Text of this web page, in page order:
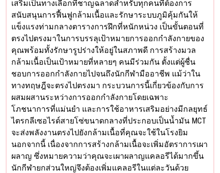
เสริมเป็นทางเลือกที่ชาญฉลาดสำหรับทุกคนที่ต้องการ
สนับสนุนการฟื้นฟูกล้ามเนื้อและรักษาระบบภูมิคุ้มกันให้
แข็งแรงท่ามกลางตารางการฝึกที่หนักหน่วง เป็นขั้นตอนที่
ตรงไปตรงมาในการบรรลุเป้าหมายการออกกำลังกายของ
คุณพร้อมทั้งรักษารูปร่างให้อยู่ในสภาพดี การสร้างมวล
กล้ามเนื้อเป็นเป้าหมายที่หลายๆ คนมีร่วมกัน ตั้งแต่ผู้ชื่น
ชอบการออกกำลังกายไปจนถึงนักกีฬามืออาชีพ แม้ว่าใน
ทางทฤษฎีจะตรงไปตรงมา กระบวนการนี้เกี่ยวข้องกับการ
ผสมผสานระหว่างการออกกำลังกายโดยเฉพาะ
โภชนาการที่แม่นยำ และการใช้อาหารเสริมอย่างมีกลยุทธ์
ไตรกลีเซอไรด์สายโซ่ขนาดกลางที่ประกอบเป็นน้ำมัน MCT
จะส่งพลังงานตรงไปยังกล้ามเนื้อที่คุณจะใช้ในโรงยิม
นอกจากนี้ เนื่องจากการสร้างกล้ามเนื้อจะเพิ่มอัตราการเผา
ผลาญ ซึ่งหมายความว่าคุณจะเผาผลาญแคลอรีได้มากขึ้น
นักกีฬายกส่วนใหญ่จึงต้องเพิ่มแคลอรีในแต่ละวันด้วย